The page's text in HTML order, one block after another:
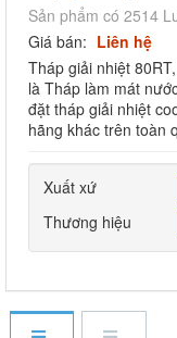
Sản phẩm có 2514
Giá bán: Liên hệ
Tháp giải nhiệt
là Tháp làm mát
đặt tháp giải nhiệt
hãng khác trên toàn
Xuất xứ
Thương hiệu